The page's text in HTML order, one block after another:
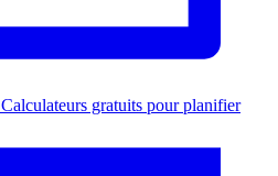
Calculateurs gratuits pour planifier